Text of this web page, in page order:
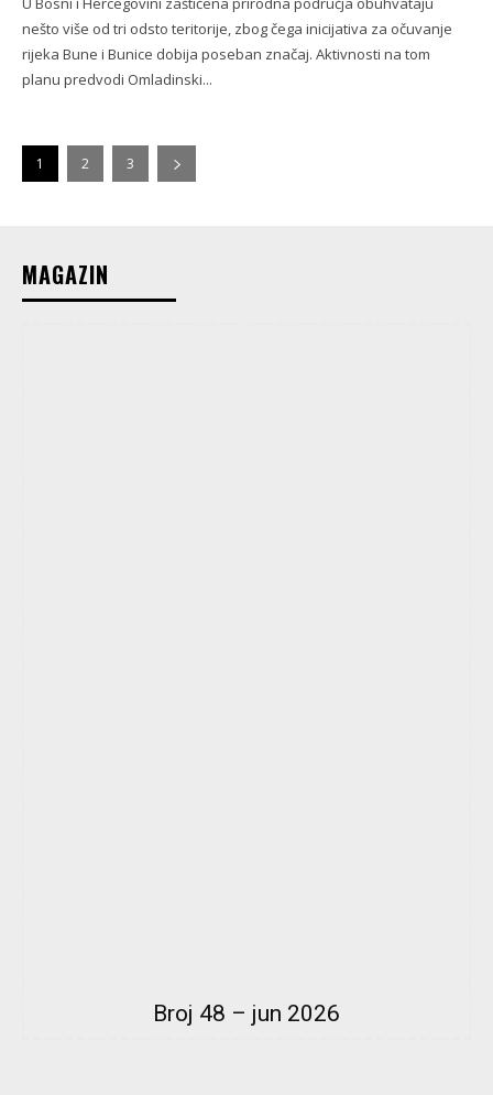
nešto više od tri odsto teritorije, zbog čega inicijativa za očuvanje
rijeka Bune i Bunice dobija poseban značaj. Aktivnosti na tom
planu predvodi Omladinski...
1 2 3
MAGAZIN
Broj 48 – jun 2026